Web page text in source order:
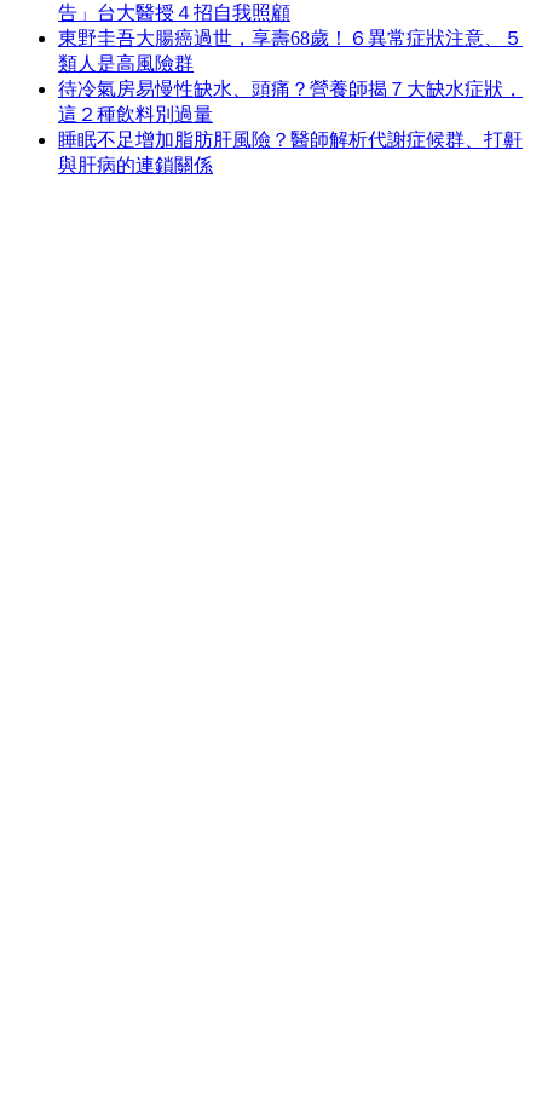
告」台大醫授４招自我照顧
東野圭吾大腸癌過世，享壽68歲！６異常症狀注意、５
類人是高風險群
待冷氣房易慢性缺水、頭痛？營養師揭７大缺水症狀，
這２種飲料別過量
睡眠不足增加脂肪肝風險？醫師解析代謝症候群、打鼾
與肝病的連鎖關係